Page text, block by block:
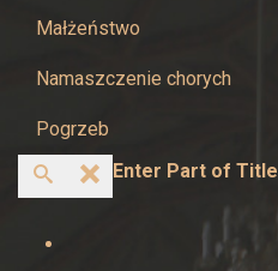
Żywcu
Małżeństwo
Namaszczenie chorych
Pogrzeb
Enter Part of Title